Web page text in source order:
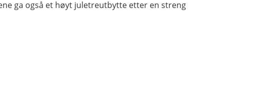
ga også et høyt juletreutbytte etter en streng